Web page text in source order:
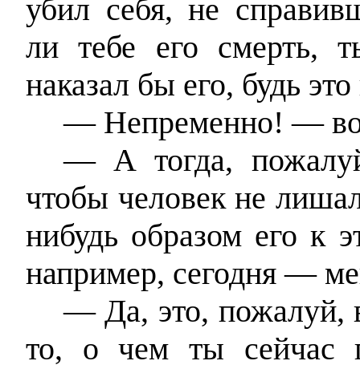
убил себя, не
ли тебе его смерть,
наказал бы его, будь
— Непременно! —
— А тогда,
чтобы человек не
нибудь образом его к
например, сегодня —
— Да, это, пожалуй,
то, о чем ты сейчас